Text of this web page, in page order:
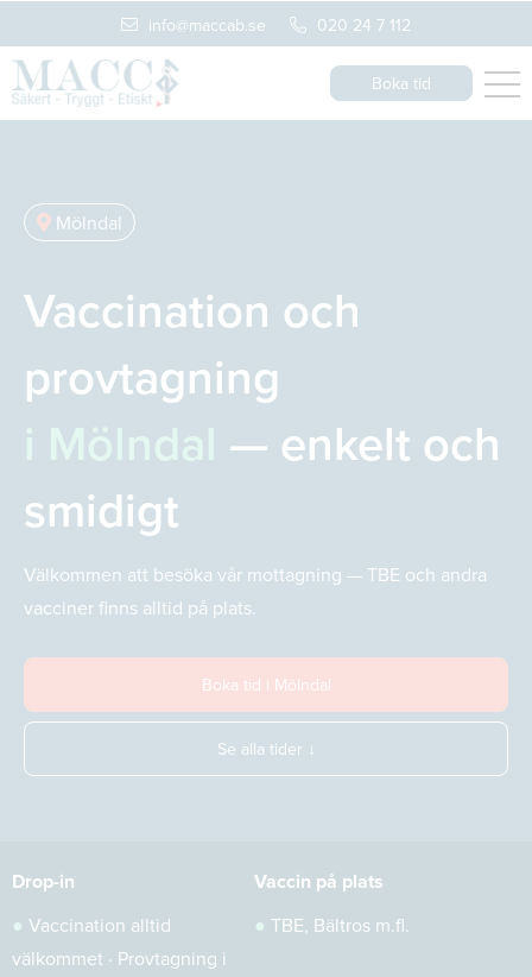
info@maccab.se 020 24 7 112
Boka tid
Mölndal
Vaccination och
provtagning
— enkelt och
smidigt
Välkommen att besöka vår mottagning — TBE och andra
vacciner finns alltid på plats.
Boka tid i Mölndal
Se alla tider ↓
Drop-in
● Vaccination alltid
välkommet · Provtagning i
Vaccin på plats
● TBE, Bältros m.fl.